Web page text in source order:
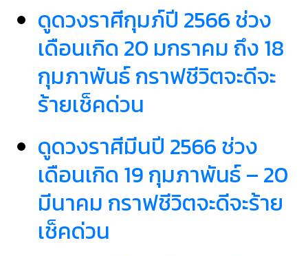
ดูดวงราศีกุมภ์ปี 2566 ช่วง
เดือนเกิด 20 มกราคม ถึง 18
กุมภาพันธ์ กราฟชีวิตจะดีจะ
ร้ายเช็คด่วน
ดูดวงราศีมีนปี 2566 ช่วง
เดือนเกิด 19 กุมภาพันธ์ – 20
มีนาคม กราฟชีวิตจะดีจะร้าย
เช็คด่วน